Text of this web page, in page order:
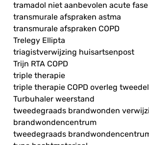
tramadol niet aanbevolen acute fase
transmurale afspraken astma
transmurale afspraken COPD
Trelegy Ellipta
triagistverwijzing huisartsenpost
Trijn RTA COPD
triple therapie
triple therapie COPD overleg
Turbuhaler weerstand
tweedegraads brandwonden
brandwondencentrum
tweedegraads